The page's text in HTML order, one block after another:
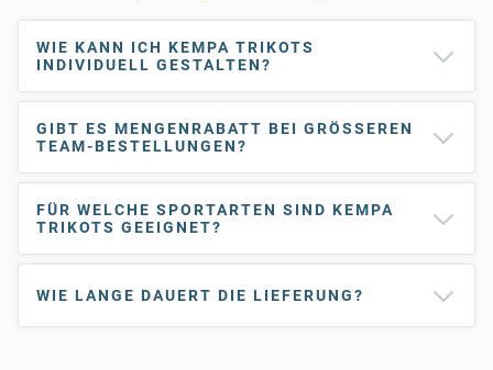
WIE KANN ICH KEMPA TRIKOTS
INDIVIDUELL GESTALTEN?
GIBT ES MENGENRABATT BEI GRÖSSEREN T
EAM-BESTELLUNGEN?
FÜR WELCHE SPORTARTEN SIND KEMPA
TRIKOTS GEEIGNET?
WIE LANGE DAUERT DIE LIEFERUNG?